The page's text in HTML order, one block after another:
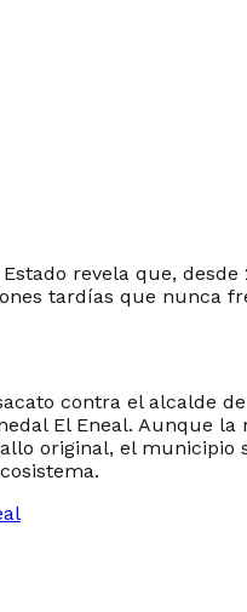
revela que,
tardías que nunca
contra el alcalde
El Eneal. Aunque
original, el